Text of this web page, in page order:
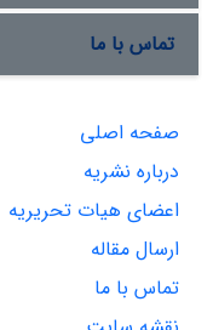
تماس با ما
صفحه اصلی
درباره نشریه
اعضای هیات تحریریه
ارسال مقاله
تماس با ما